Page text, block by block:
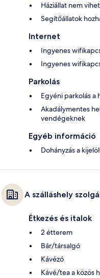
Háziállat nem
Segítőállatok
Internet
Ingyenes
Ingyenes
Parkolás
Egyéni parkolás a
Akadálymentes
vendégeknek
Egyéb információ
Dohányzás a
A szálláshely
Étkezés és italok
2 étterem
Bár/társalgó
Kávézó
Kávé/tea a közös